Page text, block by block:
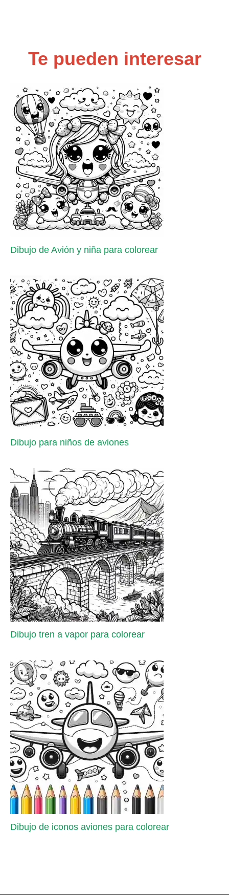
Te pueden interesar
Dibujo de Avión y niña para colorear
Dibujo para niños de aviones
Dibujo tren a vapor para colorear
Dibujo de iconos aviones para colorear